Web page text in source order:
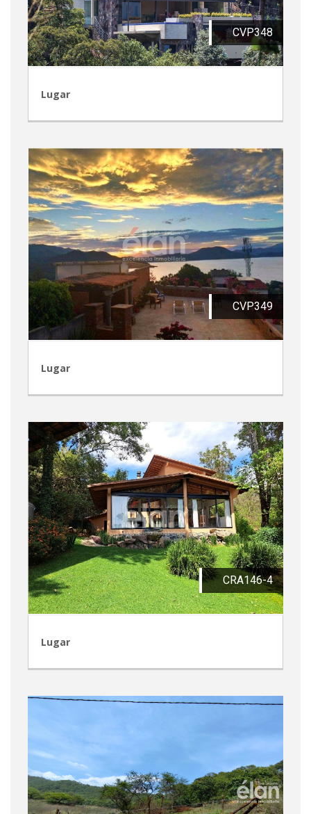
CVP348
Lugar
CVP349
Lugar
CRA146-4
Lugar